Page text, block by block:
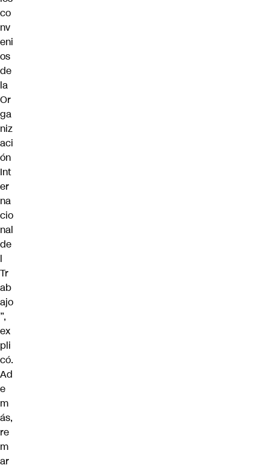
co
nv
eni
os
de
la
Or
ga
niz
aci
ón
Int
er
na
cio
nal
de
l
Tr
ab
ajo
”,
ex
pli
có.
Ad
e
m
ás,
re
m
ar